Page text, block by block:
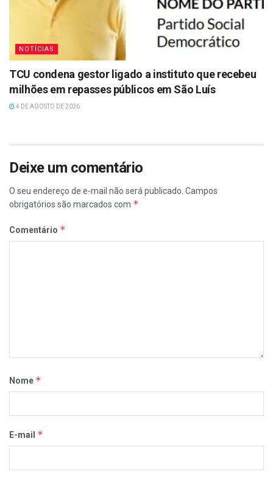
NOTÍCIAS
TCU condena gestor ligado a instituto que recebeu
milhões em repasses públicos em São Luís
4 DE AGOSTO DE 2026
Deixe um comentário
O seu endereço de e-mail não será publicado. Campos
obrigatórios são marcados com *
Comentário *
Nome *
E-mail *